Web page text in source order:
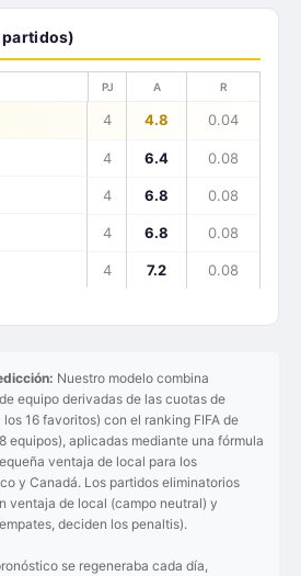
PJ A R
4 4.8 0.04
4 6.4 0.08
4 6.8 0.08
4 6.8 0.08
4 7.2 0.08
Nuestro modelo combina
equipo derivadas de las cuotas de
16 favoritos) con el ranking FIFA de
equipos), aplicadas mediante una fórmula
ventaja de local para los
y Canadá. Los partidos eliminatorios
ventaja de local (campo neutral) y
deciden los penaltis).
se regeneraba cada día,